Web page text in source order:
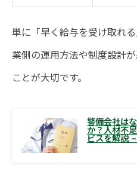
単に「早く給与を受け取れ
業側の運用方法や制度設計
ことが大切です。
警備会社は
か？人材不
ビスを解説